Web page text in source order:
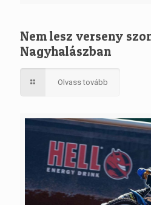
Nem lesz verseny
Nagyhalászban
Olvass tovább